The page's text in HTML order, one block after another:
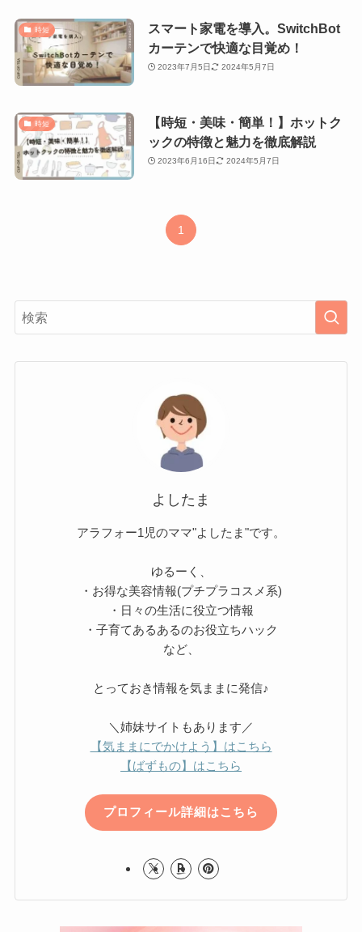
時短
スマート家電を導入。SwitchBot
カーテンで快適な目覚め！
2023年7月5日 2024年5月7日
時短
【時短・美味・簡単！】ホットク
ックの特徴と魅力を徹底解説
2023年6月16日 2024年5月7日
1
よしたま
アラフォー1児のママ"よしたま"です。
ゆるーく、
・お得な美容情報(プチプラコスメ系)
・日々の生活に役立つ情報
・子育てあるあるのお役立ちハック
など、
とっておき情報を気ままに発信♪
＼姉妹サイトもあります／
【気ままにでかけよう】はこちら
【ばずもの】はこちら
プロフィール詳細はこちら